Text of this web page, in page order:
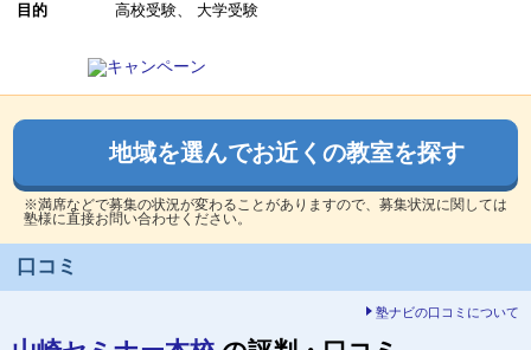
目的 高校受験 大学受験
地域を選んでお近くの教室を探す
※満席などで募集の状況が変わることがありますので、募集状況に関しては
塾様に直接お問い合わせください。
口コミ
塾ナビの口コミについて